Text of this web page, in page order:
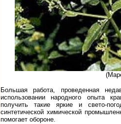
Большая работа, проведенная
использовании народного опыта
получить такие яркие и свето-
синтетической химической
помогает обороне.